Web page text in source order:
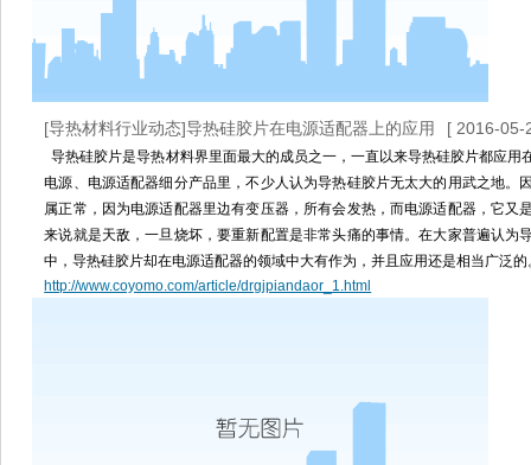
[导热材料行业动态]导热硅胶片在电源适配器上的应用 [ 2016-05-
导热硅胶片是导热材料界里面最大的成员之一，一直以来导热硅胶片都应用
电源、电源适配器细分产品里，不少人认为导热硅胶片无太大的用武之地。
属正常，因为电源适配器里边有变压器，所有会发热，而电源适配器，它又
来说就是天敌，一旦烧坏，要重新配置是非常头痛的事情。在大家普遍认为
中，导热硅胶片却在电源适配器的领域中大有作为，并且应用还是相当广泛
http://www.coyomo.com/article/drgjpiandaor_1.html